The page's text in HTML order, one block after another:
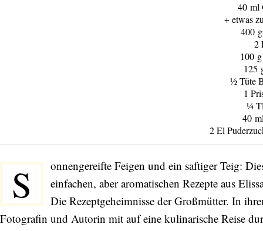
40 ml
+ etwas
400
2
100
125
½ Tüte
1
¼
40
2 El
S
onnengereifte Feigen und ein saftiger Teig:
einfachen, aber aromatischen Rezepte aus
Die Rezeptgeheimnisse der Großmütter. In
Fotografin und Autorin mit auf eine kulinarische Reise